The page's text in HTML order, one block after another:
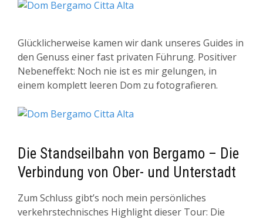
Glücklicherweise kamen wir dank unseres Guides in
den Genuss einer fast privaten Führung. Positiver
Nebeneffekt: Noch nie ist es mir gelungen, in
einem komplett leeren Dom zu fotografieren.
Die Standseilbahn von Bergamo – Die
Verbindung von Ober- und Unterstadt
Zum Schluss gibt’s noch mein persönliches
verkehrstechnisches Highlight dieser Tour: Die